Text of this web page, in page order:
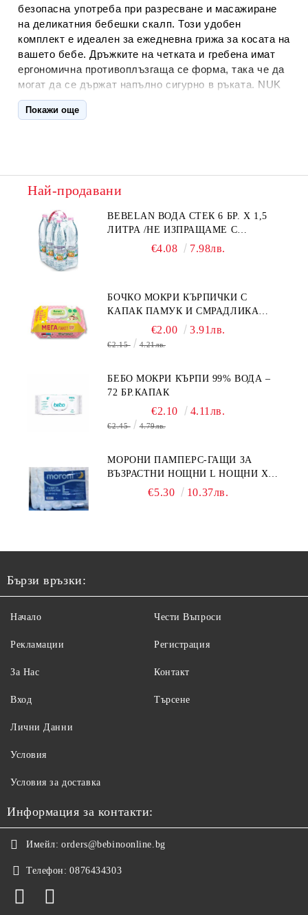
безопасна употреба при разресване и масажиране
на деликатния бебешки скалп. Този удобен
комплект е идеален за ежедневна грижа за косата на
вашето бебе. Дръжките на четката и гребена имат
ергономична противоплъзгаща се форма, така че да
могат да се държат напълно сигурно в ръката. NUK
Четка за коса естествен косъм и гребенче
Всекидневните грижи на бебето включват и
скалпа без да го наранява. Така също стимулира
израстването на косичката. Гребенът е съобразен с
Произведено от : МАПА Германия.
Покажи още
Най-продавани
BEBELAN ВОДА СТЕК 6 БР. Х 1,5
ЛИТРА /НЕ ИЗПРАЩАМЕ С
€4.08 7.98лв.
БОЧКО МОКРИ КЪРПИЧКИ С
КАПАК ПАМУК И СМРАДЛИКА
€2.00 3.91лв.
€2.15 4.21лв.
БЕБО МОКРИ КЪРПИ 99% ВОДА –
72 БР.КАПАК
€2.10 4.11лв.
€2.45 4.79лв.
МОРОНИ ПАМПЕРС-ГАЩИ ЗА
ВЪЗРАСТНИ НОЩНИ L НОЩНИ X
€5.30 10.37лв.
Бързи връзки:
Начало
Рекламации
За Нас
Вход
Чести Въпроси
Регистрация
Контакт
Търсене
Лични Данни
Условия
Условия за доставка
Информация за контакти:
Имейл: orders@bebinoonline.bg
Телефон: 0876434303